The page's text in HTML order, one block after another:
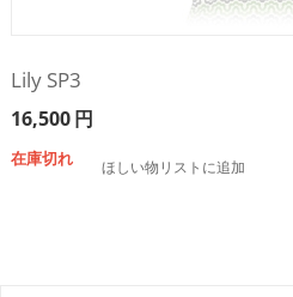
Lily SP3
16,500円
在庫切れ ほしい物リストに追加